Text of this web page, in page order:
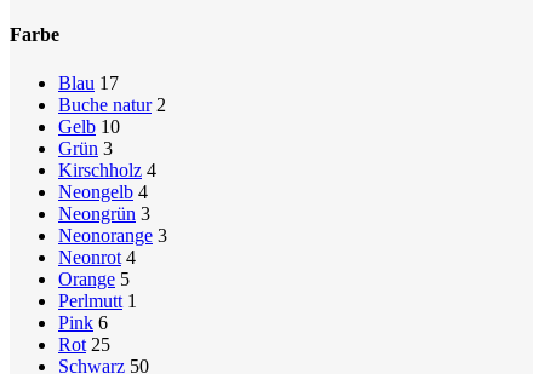
Farbe
Blau 17
Buche natur 2
Gelb 10
Grün 3
Kirschholz 4
Neongelb 4
Neongrün 3
Neonorange 3
Neonrot 4
Orange 5
Perlmutt 1
Pink 6
Rot 25
Schwarz 50